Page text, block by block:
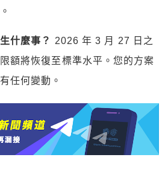
什麼事？
2026 年 3 月 27 日之
額將恢復至標準水平。您的方案
任何變動。